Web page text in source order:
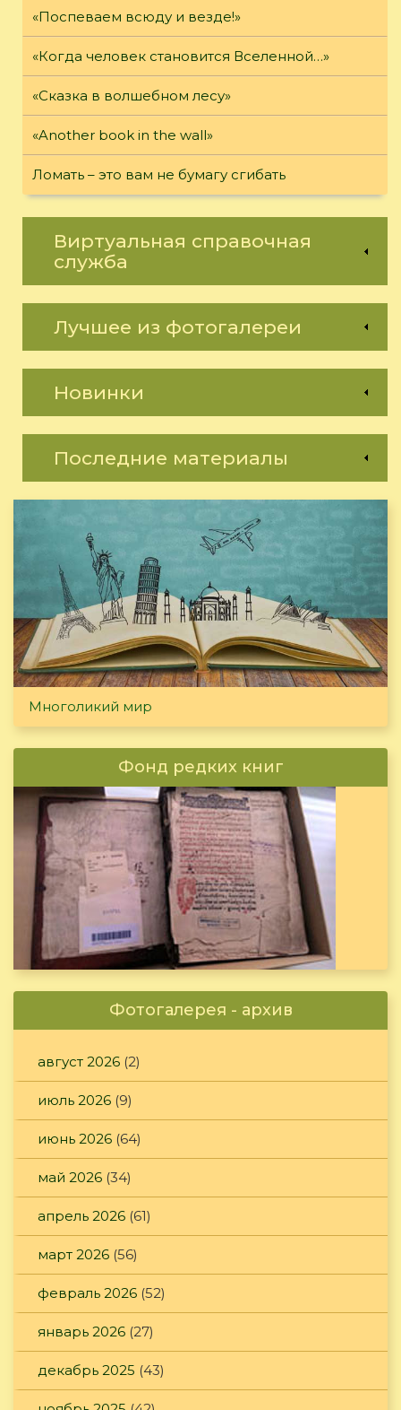
«Поспеваем всюду и везде!»
«Когда человек становится Вселенной…»
«Сказка в волшебном лесу»
«Another book in the wall»
Ломать – это вам не бумагу сгибать
Виртуальная справочная
служба
Лучшее из фотогалереи
Новинки
Последние материалы
Многоликий мир
Фонд редких книг
Фотогалерея - архив
август 2026 (2)
июль 2026 (9)
июнь 2026 (64)
май 2026 (34)
апрель 2026 (61)
март 2026 (56)
февраль 2026 (52)
январь 2026 (27)
декабрь 2025 (43)